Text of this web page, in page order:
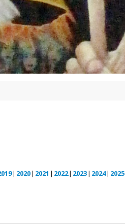
2020 2021 2022 2023 2024 2025